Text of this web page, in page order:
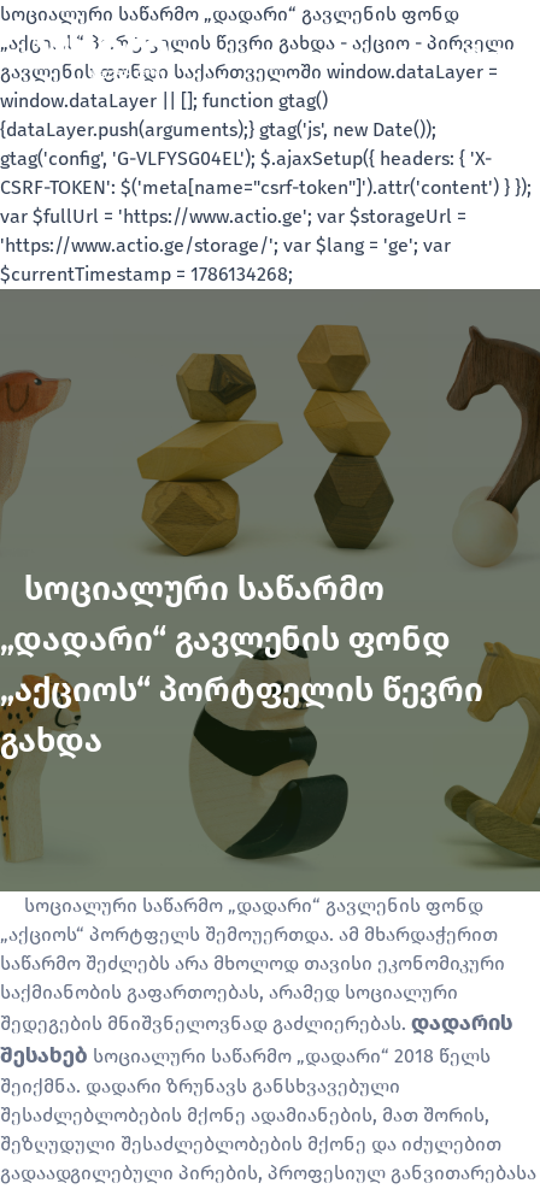
სოციალური საწარმო
„დადარი“ გავლენის ფონდ
„აქციოს“ პორტფელის წევრი
გახდა
სოციალური საწარმო „დადარი“ გავლენის ფონდ
„აქციოს“ პორტფელს შემოუერთდა. ამ მხარდაჭერით
საწარმო შეძლებს არა მხოლოდ თავისი ეკონომიკური
საქმიანობის გაფართოებას, არამედ სოციალური
შედეგების მნიშვნელოვნად გაძლიერებას. დადარის
შესახებ სოციალური საწარმო „დადარი“ 2018 წელს
შეიქმნა. დადარი ზრუნავს განსხვავებული
შესაძლებლობების მქონე ადამიანების, მათ შორის,
შეზღუდული შესაძლებლობების მქონე და იძულებით
გადაადგილებული პირების, პროფესიულ განვითარებასა